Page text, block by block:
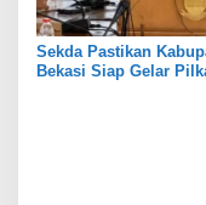
Sekda Pastikan
Bekasi Siap Gelar